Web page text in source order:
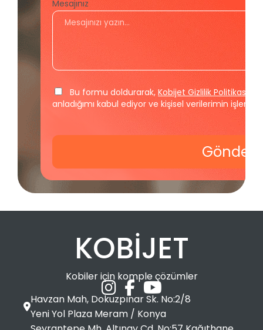
Mesajınız
Bu formu doldurarak, Kobijet Gizlilik Politikası
anladığımı kabul ediyor ve kişisel verilerimin
Gönder
KOBİJET
Kobiler için komple çözümler
Havzan Mah, Dokuzpınar Sk. No:2/8
Yeni Yol Plaza Meram / Konya